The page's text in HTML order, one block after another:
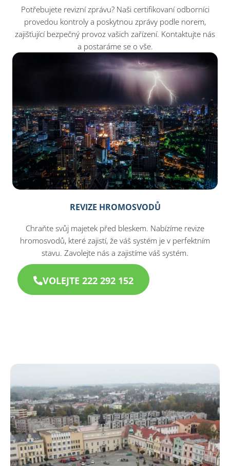
Potřebujete revizní zprávu? Naši certifikovaní odborníci
provedou kontroly a poskytnou zprávy podle norem,
zajišťující bezpečný provoz vašich zařízení. Kontaktujte nás
a postaráme se o vše.
REVIZE HROMOSVODŮ
Chraňte svůj majetek před bleskem. Nabízíme revize
hromosvodů, které zajistí, že váš systém je v perfektním
stavu. Zavolejte nás a zajistíme váš systém.
VOLEJTE 222 292 152